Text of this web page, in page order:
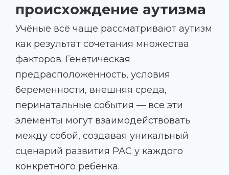
происхождение аутизма
Учёные всё чаще рассматривают аутизм
как результат сочетания множества
факторов. Генетическая
предрасположенность, условия
беременности, внешняя среда,
перинатальные события — все эти
элементы могут взаимодействовать
между собой, создавая уникальный
сценарий развития РАС у каждого
конкретного ребёнка.